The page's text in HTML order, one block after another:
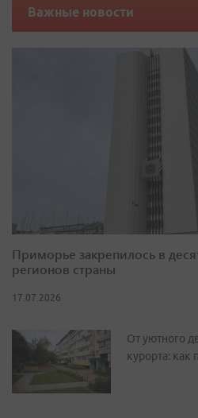
Важные новости
Приморье закрепилось в
регионов страны
17.07.2026
От уютного
курорта: как